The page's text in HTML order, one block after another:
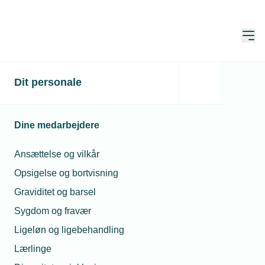
Dit personale
Dine medarbejdere
Ansættelse og vilkår
Opsigelse og bortvisning
Graviditet og barsel
Sygdom og fravær
Ligeløn og ligebehandling
Lærlinge
Vild vækst i
afmatning
Publiceret: 21. nov. 2022